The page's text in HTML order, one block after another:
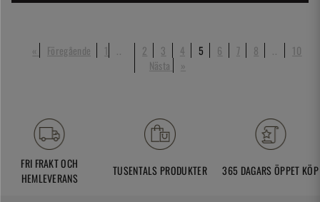
« Föregående 1 2 3 4 5 6 7 8
10
Nästa
»
FRI FRAKT OCH
HEMLEVERANS
TUSENTALS PRODUKTER 365 DAGARS ÖPPET KÖP